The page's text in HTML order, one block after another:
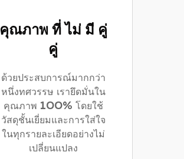
คุณภาพ ที่ ไม่ มี คู่
คู่
ด้วยประสบการณ์มากกว่า
หนึ่งทศวรรษ เรายึดมั่นใน
คุณภาพ 100% โดยใช้
วัสดุชั้นเยี่ยมและการใส่ใจ
ในทุกรายละเอียดอย่างไม่
เปลี่ยนแปลง